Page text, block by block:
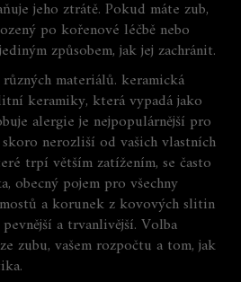
jeho ztrátě. Pokud máte zub,
po kořenové léčbě nebo
způsobem, jak jej zachránit.
materiálů. keramická
keramiky, která vypadá jako
alergieje nejpopulárnější pro
nerozliší od vašich vlastních
trpí větším zatížením, se často
, obecný pojem pro všechny
a korunekz kovových slitin
a trvanlivější. Volba
zubu, vašem rozpočtu a tom, jak